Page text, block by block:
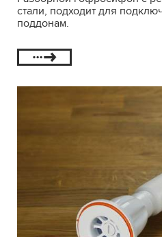
стали, подходит для
поддонам.